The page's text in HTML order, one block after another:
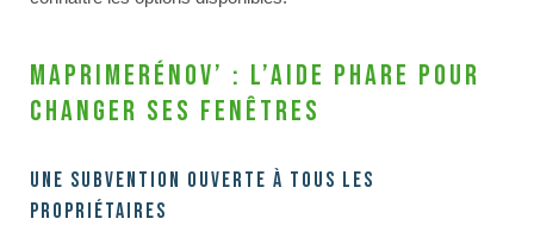
MaPrimeRénov’ : l’aide phare pour
changer ses fenêtres
Une subvention ouverte à tous les
propriétaires